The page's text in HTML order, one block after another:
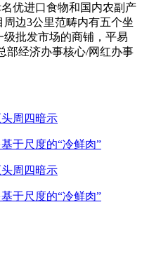
优进口食物和国内农副产
边3公里范畴内有五个坐
批发市场的商铺，平易
部经济办事核心/网红办事
周四暗示
于尺度的“冷鲜肉”
周四暗示
于尺度的“冷鲜肉”